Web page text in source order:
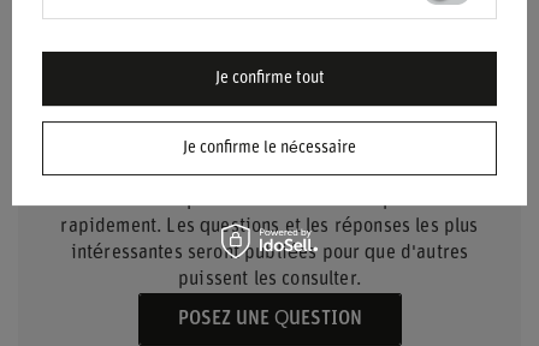
BESOIN D'AIDE ? AVEZ-VOUS DES
QUESTIONS ?
rapidement. Les questions et les réponses les plus
intéressantes seront publiées pour que d'autres
puissent les consulter.
POSEZ UNE QUESTION
Je confirme le nécessaire
Je confirme tout